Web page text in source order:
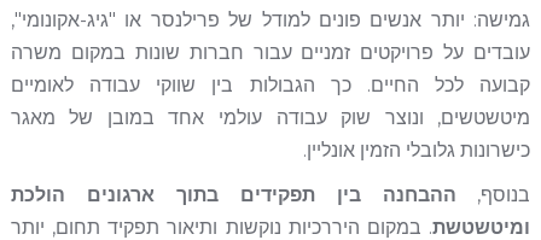
גמישה: יותר אנשים פונים למודל של פרילנסר או "גיג-אקונומי",
עובדים על פרויקטים זמניים עבור חברות שונות במקום משרה
קבועה לכל החיים. כך הגבולות בין שווקי עבודה לאומיים
מיטשטשים, ונוצר שוק עבודה עולמי אחד במובן של מאגר
כישרונות גלובלי הזמין אונליין.
בנוסף, ההבחנה בין תפקידים בתוך ארגונים הולכת
ומיטשטשת. במקום היררכיות נוקשות ותיאור תפקיד תחום, יותר